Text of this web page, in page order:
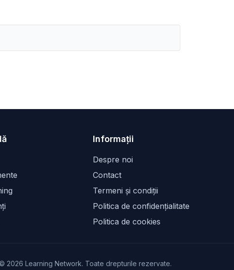
Informații
Despre noi
Contact
Termeni și condiții
Politica de confidențialitate
Politica de cookies
2026 Learning Network. Toate drepturile rezervate.